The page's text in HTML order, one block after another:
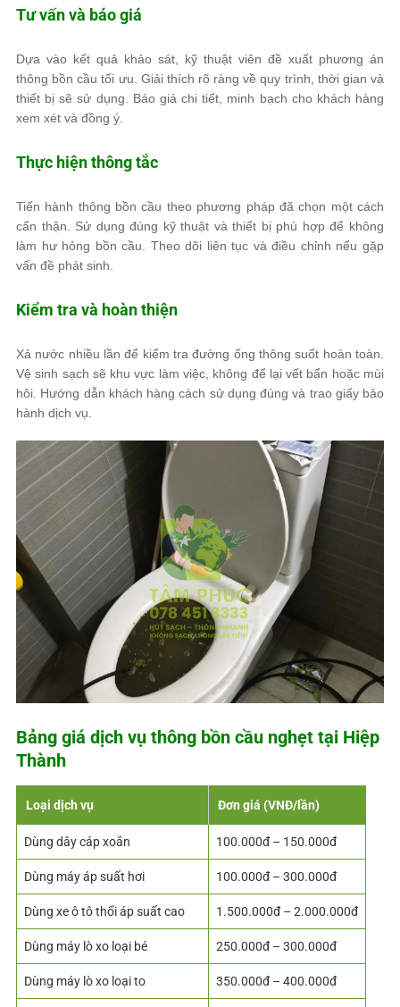
Tư vấn và báo giá
Dựa vào kết quả khảo sát, kỹ thuật viên đề xuất phương án
thông bồn cầu tối ưu. Giải thích rõ ràng về quy trình, thời gian và
thiết bị sẽ sử dụng. Báo giá chi tiết, minh bạch cho khách hàng
xem xét và đồng ý.
Thực hiện thông tắc
Tiến hành thông bồn cầu theo phương pháp đã chọn một cách
cẩn thận. Sử dụng đúng kỹ thuật và thiết bị phù hợp để không
làm hư hỏng bồn cầu. Theo dõi liên tục và điều chỉnh nếu gặp
vấn đề phát sinh.
Kiểm tra và hoàn thiện
Xả nước nhiều lần để kiểm tra đường ống thông suốt hoàn toàn.
Vệ sinh sạch sẽ khu vực làm việc, không để lại vết bẩn hoặc mùi
hôi. Hướng dẫn khách hàng cách sử dụng đúng và trao giấy bảo
hành dịch vụ.
Bảng giá dịch vụ thông bồn cầu nghẹt tại Hiệp
Thành
Loại dịch vụ Đơn giá (VNĐ/lần)
Dùng dây cáp xoắn 100.000đ – 150.000đ
Dùng máy áp suất hơi 100.000đ – 300.000đ
Dùng xe ô tô thổi áp suất cao 1.500.000đ – 2.000.000đ
Dùng máy lò xo loại bé 250.000đ – 300.000đ
Dùng máy lò xo loại to 350.000đ – 400.000đ